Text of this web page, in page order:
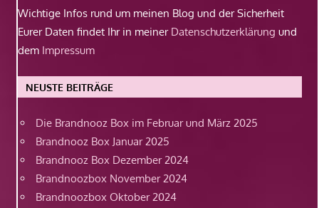
Wichtige Infos rund um meinen Blog und der Sicherheit
Eurer Daten findet Ihr in meiner Datenschutzerklärung und
dem Impressum
NEUSTE BEITRÄGE
Die Brandnooz Box im Februar und März 2025
Brandnooz Box Januar 2025
Brandnooz Box Dezember 2024
Brandnoozbox November 2024
Brandnoozbox Oktober 2024